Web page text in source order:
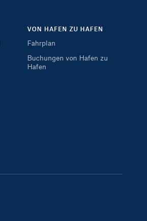
VON HAFEN ZU HAFEN
Fahrplan
Buchungen von Hafen zu
Hafen